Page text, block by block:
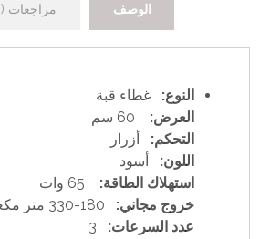
الوصف مراجعات (0)
النوع:
غطاء قبة
العرض:
التحكم:
أزرار
اللون:
أسود
استهلاك الطاقة:
خروج مجاني:
عدد السرعات: